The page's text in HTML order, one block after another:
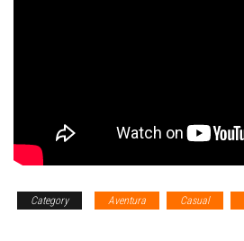
Category Aventura Casual